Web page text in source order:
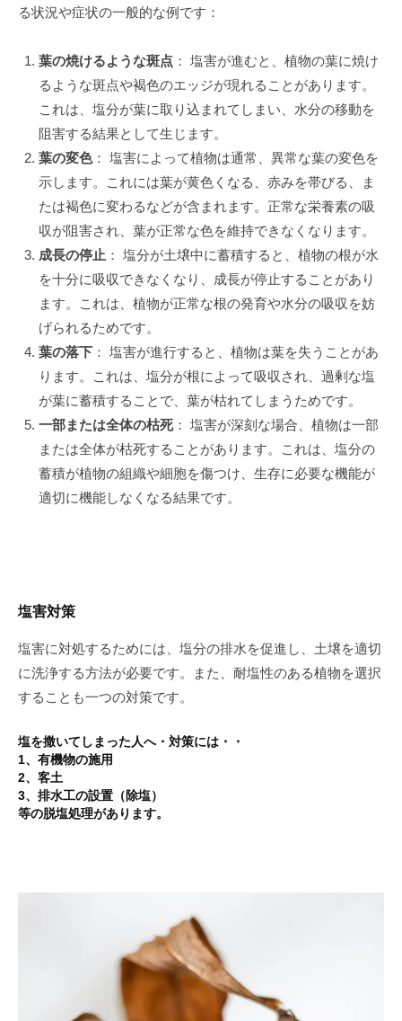
る状況や症状の一般的な例です：
葉の焼けるような斑点： 塩害が進むと、植物の葉に焼け
るような斑点や褐色のエッジが現れることがあります。
これは、塩分が葉に取り込まれてしまい、水分の移動を
阻害する結果として生じます。
葉の変色： 塩害によって植物は通常、異常な葉の変色を
示します。これには葉が黄色くなる、赤みを帯びる、ま
たは褐色に変わるなどが含まれます。正常な栄養素の吸
収が阻害され、葉が正常な色を維持できなくなります。
成長の停止 ： 塩分が土壌中に蓄積すると、植物の根が水
を十分に吸収できなくなり、成長が停止することがあり
ます。これは、植物が正常な根の発育や水分の吸収を妨
げられるためです。
葉の落下： 塩害が進行すると、植物は葉を失うことがあ
ります。これは、塩分が根によって吸収され、過剰な塩
が葉に蓄積することで、葉が枯れてしまうためです。
一部または全体の枯死： 塩害が深刻な場合、植物は一部
または全体が枯死することがあります。これは、塩分の
蓄積が植物の組織や細胞を傷つけ、生存に必要な機能が
適切に機能しなくなる結果です。
塩害対策
塩害に対処するためには、塩分の排水を促進し、土壌を適切
に洗浄する方法が必要です。また、耐塩性のある植物を選択
することも一つの対策です。
塩を撒いてしまった人へ・対策には・・
1、有機物の施用
2、客土
3、排水工の設置（除塩）
等の脱塩処理があります。